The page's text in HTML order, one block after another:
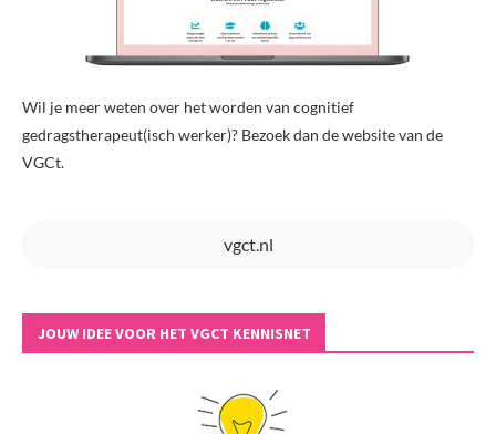
Wil je meer weten over het worden van cognitief
gedragstherapeut(isch werker)? Bezoek dan de website van de
VGCt.
vgct.nl
JOUW IDEE VOOR HET VGCT KENNISNET